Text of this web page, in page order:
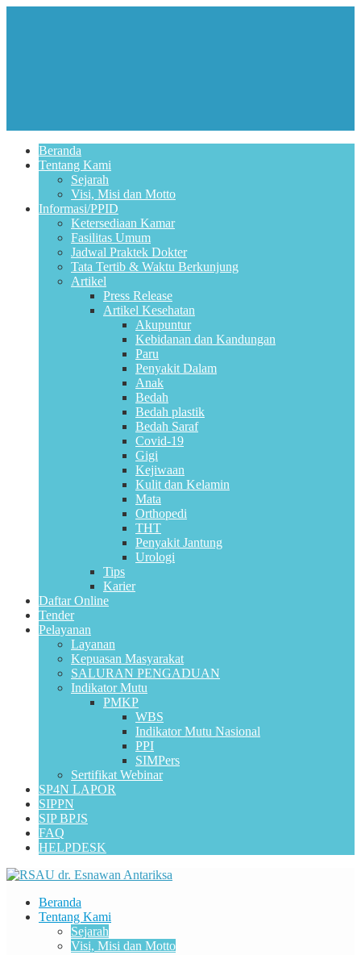
Beranda
Tentang Kami
Sejarah
Visi, Misi dan Motto
Informasi/PPID
Ketersediaan Kamar
Fasilitas Umum
Jadwal Praktek Dokter
Tata Tertib & Waktu Berkunjung
Artikel
Press Release
Artikel Kesehatan
Akupuntur
Kebidanan dan Kandungan
Paru
Penyakit Dalam
Anak
Bedah
Bedah plastik
Bedah Saraf
Covid-19
Gigi
Kejiwaan
Kulit dan Kelamin
Mata
Orthopedi
THT
Penyakit Jantung
Urologi
Tips
Karier
Daftar Online
Tender
Pelayanan
Layanan
Kepuasan Masyarakat
SALURAN PENGADUAN
Indikator Mutu
PMKP
WBS
Indikator Mutu Nasional
PPI
SIMPers
Sertifikat Webinar
SP4N LAPOR
SIPPN
SIP BPJS
FAQ
HELPDESK
Beranda
Tentang Kami
Sejarah
Visi, Misi dan Motto